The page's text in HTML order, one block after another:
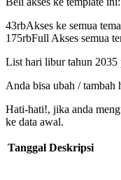
43rbAkses ke semua
175rbFull Akses semua
List hari libur tahun 2035
Anda bisa ubah / tambah
Hati-hati!, jika anda
ke data awal.
Tanggal Deskripsi